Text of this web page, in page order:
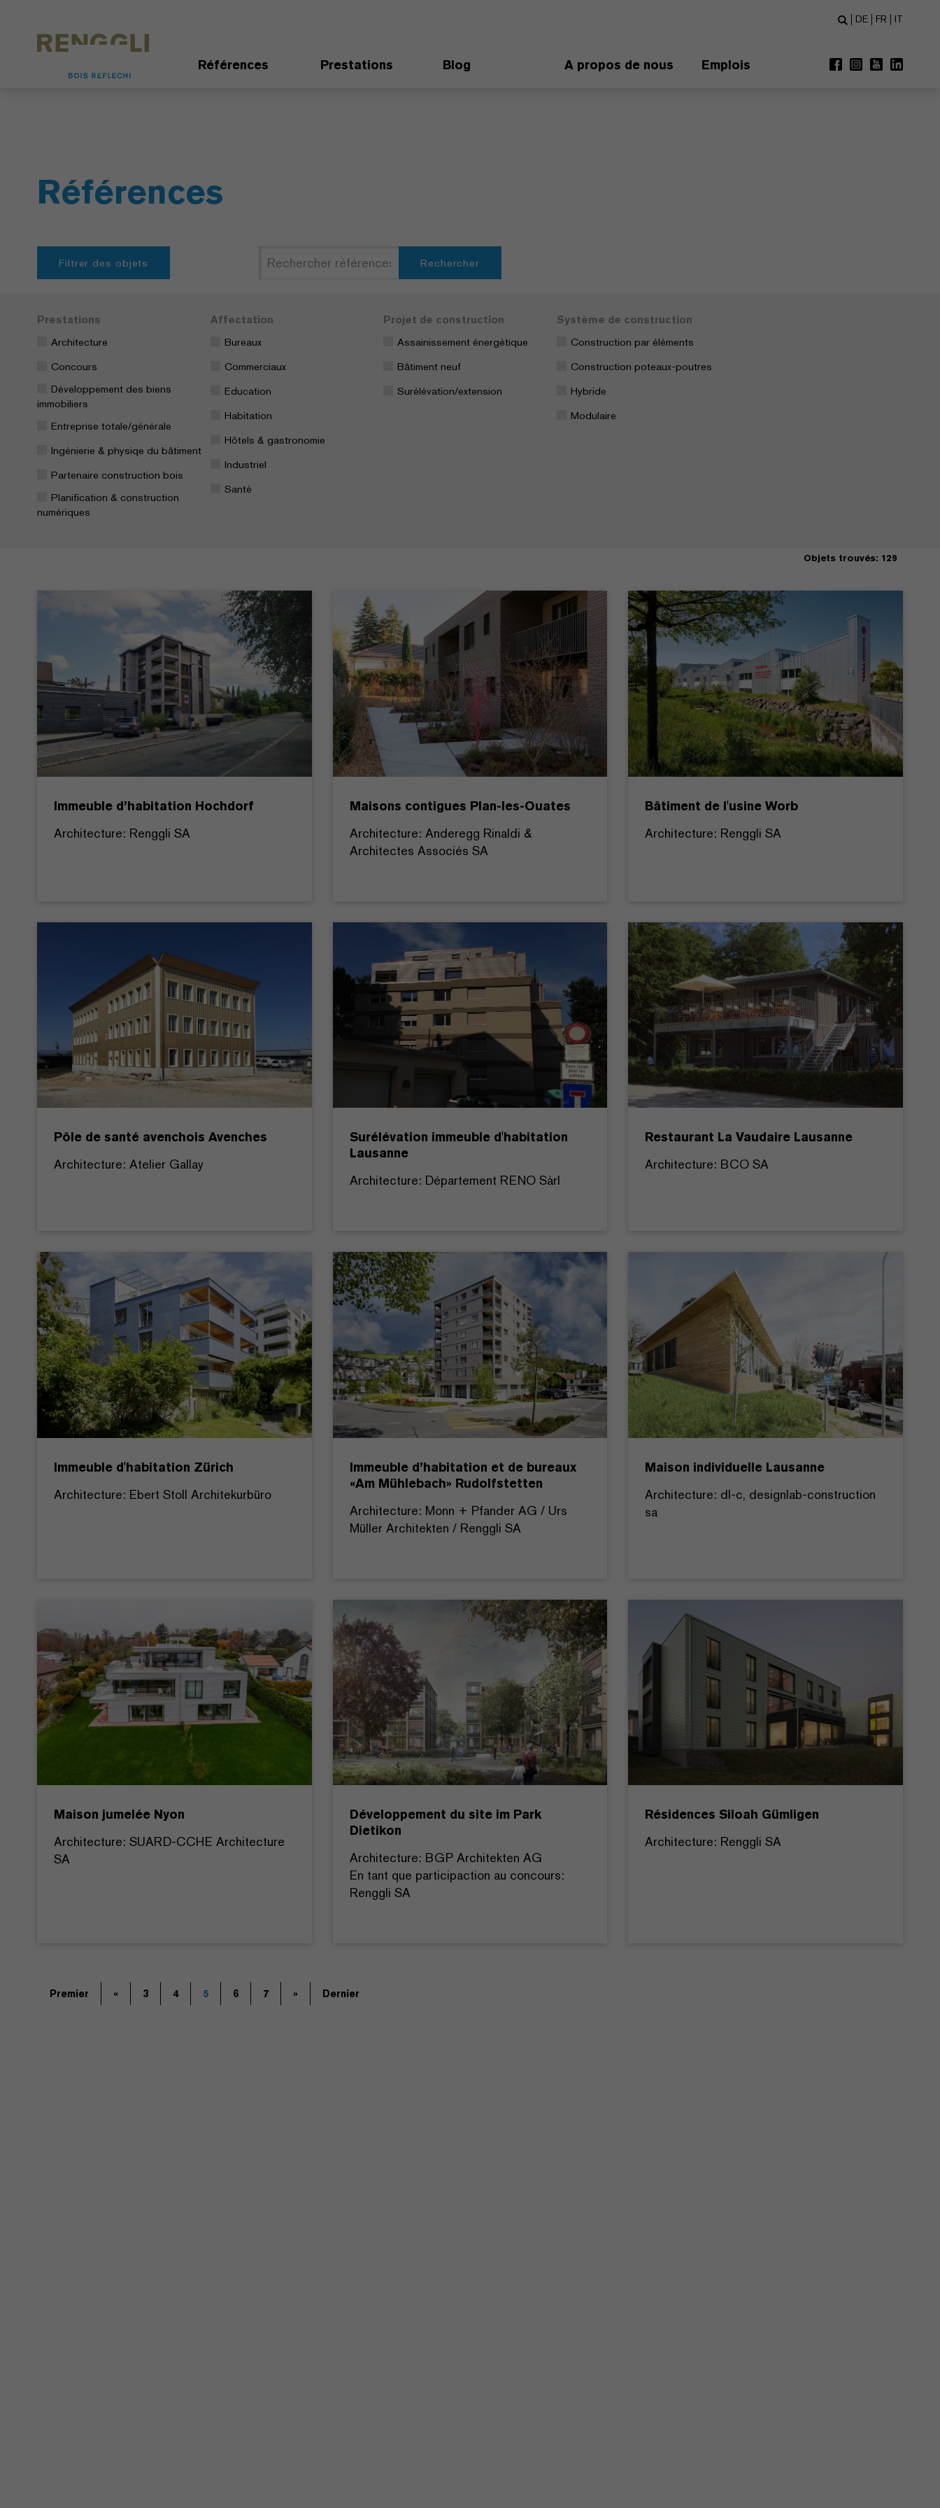
Références Prestations Blog A propos de nous Emplois
DE FR IT
Références
Filtrer des objets Rechercher
Prestations
Architecture
Concours
immobiliers
Entreprise totale/générale
Ingénierie & physiqe du bâtiment
Partenaire construction bois
numériques
Affectation
Bureaux
Commerciaux
Education
Habitation
Hôtels & gastronomie
Industriel
Santé
Projet de construction
Assainissement énergétique
Bâtiment neuf
Surélévation/extension
Système de construction
Construction par éléments
Construction poteaux-poutres
Hybride
Modulaire
Objets trouvés: 129
Immeuble d’habitation Hochdorf
Architecture: Renggli SA
Maisons contigues Plan-les-Ouates
Architecture: Anderegg Rinaldi &
Architectes Associés SA
Bâtiment de l'usine Worb
Architecture: Renggli SA
Pôle de santé avenchois Avenches
Architecture: Atelier Gallay
Surélévation immeuble d'habitation
Lausanne
Architecture: Département RENO Sàrl
Restaurant La Vaudaire Lausanne
Architecture: BCO SA
Immeuble d'habitation Zürich
Architecture: Ebert Stoll Architekurbüro
Immeuble d’habitation et de bureaux
«Am Mühlebach» Rudolfstetten
Architecture: Monn + Pfander AG / Urs
Müller Architekten / Renggli SA
Maison individuelle Lausanne
Architecture: dl-c, designlab-construction
sa
Maison jumelée Nyon
Architecture: SUARD-CCHE Architecture
SA
Développement du site im Park
Dietikon
Architecture: BGP Architekten AG
En tant que participaction au concours:
Renggli SA
Résidences Siloah Gümligen
Architecture: Renggli SA
Premier « 3 4 5 6 7 » Dernier